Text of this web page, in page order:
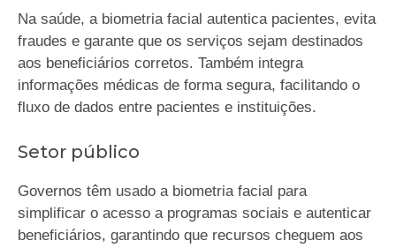
Na saúde, a biometria facial autentica pacientes, evita
fraudes e garante que os serviços sejam destinados
aos beneficiários corretos. Também integra
informações médicas de forma segura, facilitando o
fluxo de dados entre pacientes e instituições.
Setor público
Governos têm usado a biometria facial para
simplificar o acesso a programas sociais e autenticar
beneficiários, garantindo que recursos cheguem aos